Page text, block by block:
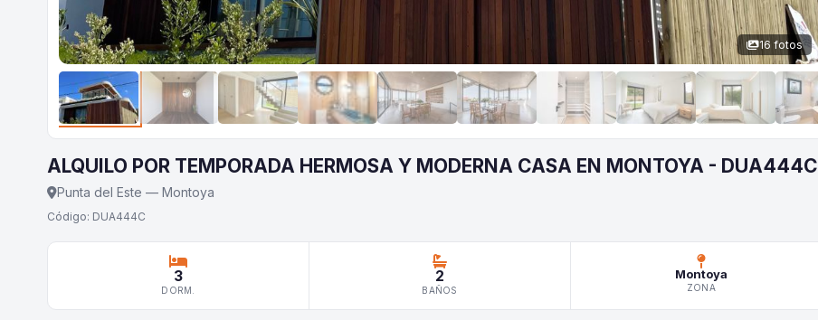
16 fotos
ALQUILO POR TEMPORADA HERMOSA Y MODERNA CASA EN MONTOYA - DUA444C
Punta del Este — Montoya
Código: DUA444C
3
DORM.
2
BAÑOS
Montoya
ZONA